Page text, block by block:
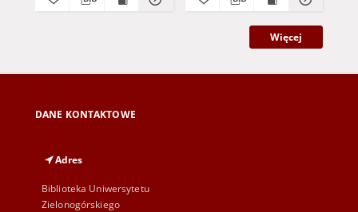
Więcej
DANE KONTAKTOWE
Adres
Biblioteka Uniwersytetu
Zielonogórskiego